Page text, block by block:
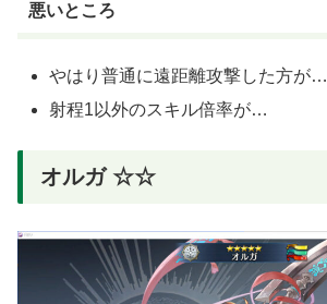
悪いところ
やはり普通に遠距離攻撃した方が…
射程1以外のスキル倍率が…
オルガ ☆☆